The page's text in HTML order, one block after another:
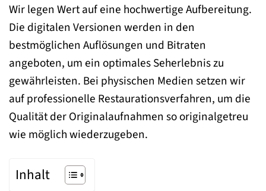
Wir legen Wert auf eine hochwertige Aufbereitung.
Die digitalen Versionen werden in den
bestmöglichen Auflösungen und Bitraten
angeboten, um ein optimales Seherlebnis zu
gewährleisten. Bei physischen Medien setzen wir
auf professionelle Restaurationsverfahren, um die
Qualität der Originalaufnahmen so originalgetreu
wie möglich wiederzugeben.
Inhalt